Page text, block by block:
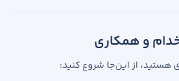
و همکاری
هستید، از این‌جا شروع کنید: